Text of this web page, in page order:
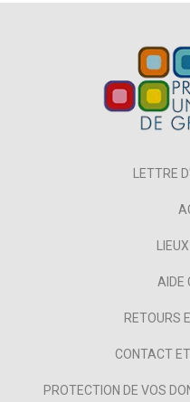
LETTRE
AIDE
RETOURS
CONTACT
PROTECTION DE VOS